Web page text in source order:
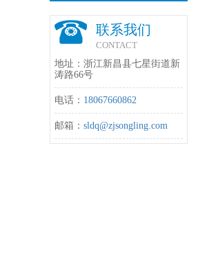
联系我们
CONTACT
地址：浙江新昌县七星街道新
涛路66号
电话： 18067660862
邮箱： sldq@zjsongling.com